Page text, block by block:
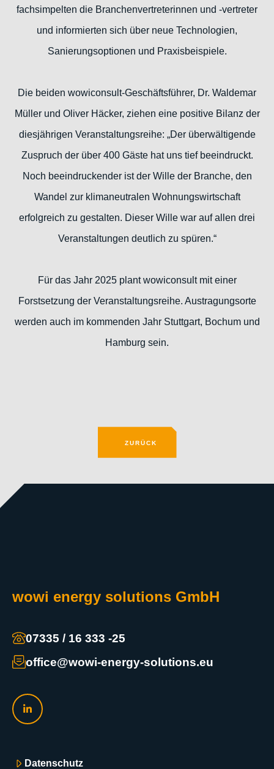
fachsimpelten die Branchenvertreterinnen und -vertreter
und informierten sich über neue Technologien,
Sanierungsoptionen und Praxisbeispiele.
Die beiden wowiconsult-Geschäftsführer, Dr. Waldemar
Müller und Oliver Häcker, ziehen eine positive Bilanz der
diesjährigen Veranstaltungsreihe: „Der überwältigende
Zuspruch der über 400 Gäste hat uns tief beeindruckt.
Noch beeindruckender ist der Wille der Branche, den
Wandel zur klimaneutralen Wohnungswirtschaft
erfolgreich zu gestalten. Dieser Wille war auf allen drei
Veranstaltungen deutlich zu spüren.“
Für das Jahr 2025 plant wowiconsult mit einer
Forstsetzung der Veranstaltungsreihe. Austragungsorte
werden auch im kommenden Jahr Stuttgart, Bochum und
Hamburg sein.
ZURÜCK
wowi energy solutions GmbH
07335 / 16 333 -25
office@wowi-energy-solutions.eu
Datenschutz